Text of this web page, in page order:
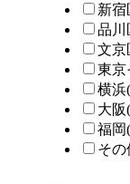
新宿
品川
文京
東京
横浜
大阪
福岡
その